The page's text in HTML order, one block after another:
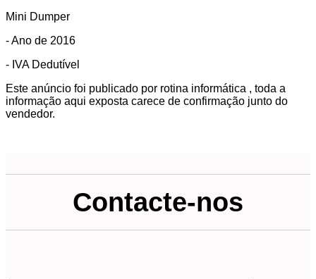
Mini Dumper
- Ano de 2016
- IVA Dedutível
Este anúncio foi publicado por rotina informática , toda a
informação aqui exposta carece de confirmação junto do
vendedor.
Contacte-nos